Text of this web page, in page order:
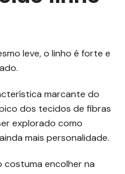
leve, o linho é forte e
marcante do
dos tecidos de fibras
explorado como
mais personalidade.
costuma encolher na